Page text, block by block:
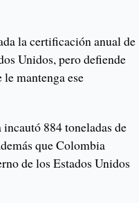
la certificación anual de
Unidos, pero defiende
mantenga ese
884 toneladas de
que Colombia
de los Estados Unidos